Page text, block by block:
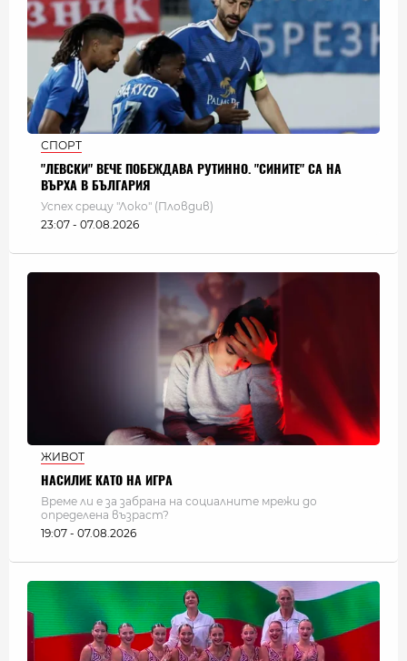
СПОРТ
"ЛЕВСКИ" ВЕЧЕ ПОБЕЖДАВА РУТИННО. "СИНИТЕ" СА НА
ВЪРХА В БЪЛГАРИЯ
Успех срещу "Локо" (Пловдив)
23:07 - 07.08.2026
ЖИВОТ
НАСИЛИЕ КАТО НА ИГРА
Време ли е за забрана на социалните мрежи до
определена възраст?
19:07 - 07.08.2026